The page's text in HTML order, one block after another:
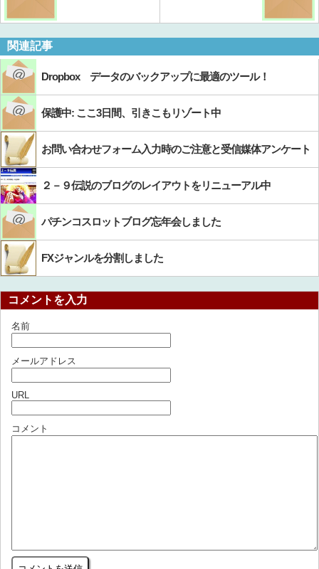
関連記事
Dropbox データのバックアップに最適のツール！
保護中: ここ3日間、引きこもリゾート中
お問い合わせフォーム入力時のご注意と受信媒体アンケート
２－９伝説のブログのレイアウトをリニューアル中
パチンコスロットブログ忘年会しました
FXジャンルを分割しました
コメントを入力
名前
メールアドレス
URL
コメント